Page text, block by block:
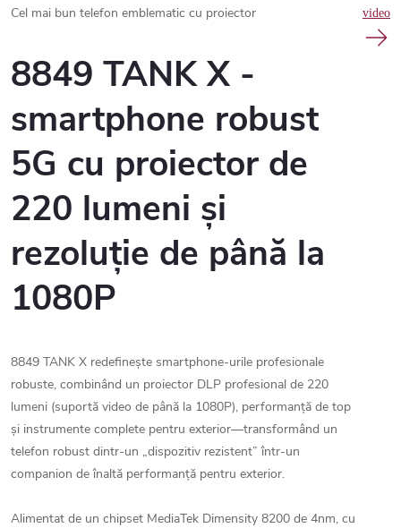
Cel mai bun telefon emblematic cu proiector
8849 TANK X -
smartphone robust
5G cu proiector de
220 lumeni și
rezoluție de până la
1080P
8849 TANK X redefinește smartphone-urile profesionale
robuste, combinând un proiector DLP profesional de 220
lumeni (suportă video de până la 1080P), performanță de top
și instrumente complete pentru exterior—transformând un
telefon robust dintr-un „dispozitiv rezistent” într-un
companion de înaltă performanță pentru exterior.
Alimentat de un chipset MediaTek Dimensity 8200 de 4nm, cu
video